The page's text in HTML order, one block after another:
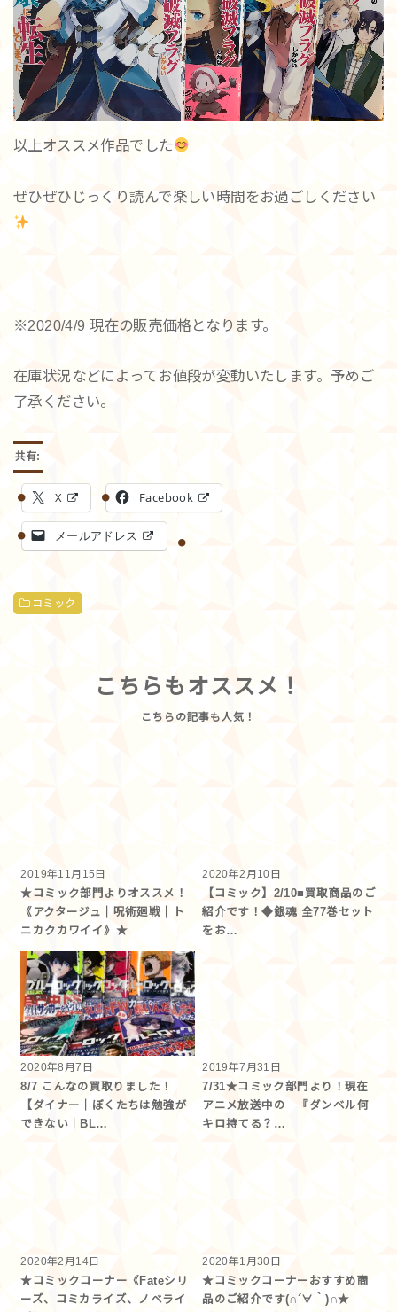
以上オススメ作品でした
ぜひぜひじっくり読んで楽しい時間をお過ごしください
※2020/4/9 現在の販売価格となります。
在庫状況などによってお値段が変動いたします。予めご
了承ください。
共有:
X Facebook
メールアドレス
コミック
こちらもオススメ！
2019年11月15日
★コミック部門よりオススメ！
《アクタージュ｜呪術廻戦｜ト
ニカクカワイイ》★
2020年2月10日
【コミック】2/10■買取商品のご
紹介です！◆銀魂 全77巻セット
をお…
2020年8月7日
8/7 こんなの買取りました！
【ダイナー｜ぼくたちは勉強が
できない｜BL…
2019年7月31日
7/31★コミック部門より！現在
アニメ放送中の 『ダンベル何
キロ持てる？…
2020年2月14日
★コミックコーナー《Fateシリ
ーズ、コミカライズ、ノベライ
2020年1月30日
★コミックコーナーおすすめ商
品のご紹介です(∩´∀｀)∩★